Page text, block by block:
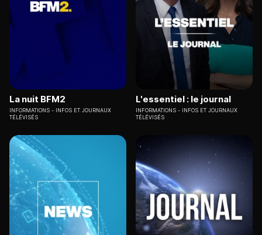
La nuit BFM2
INFORMATIONS
INFOS ET JOURNAUX
TÉLÉVISÉS
L'essentiel : le journal
INFORMATIONS
INFOS ET JOURNAUX
TÉLÉVISÉS